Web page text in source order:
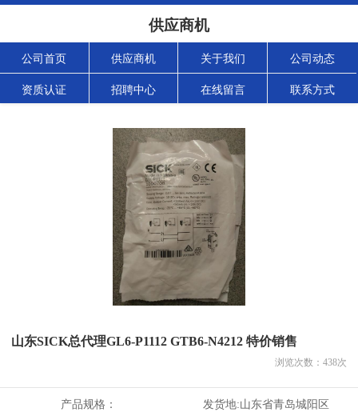
供应商机
公司首页 供应商机 关于我们 公司动态
资质认证 招聘中心 在线留言 联系方式
山东SICK总代理GL6-P1112 GTB6-N4212 特价销售
浏览次数： 438次
产品规格： 发货地:山东省青岛城阳区